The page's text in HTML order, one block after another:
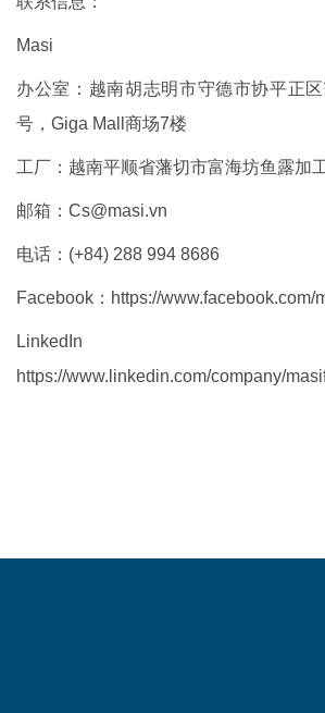
Masi
办公室：越南胡志明市守德市协平正
号，Giga Mall商场7楼
工厂：越南平顺省藩切市富海坊鱼露加
邮箱：Cs@masi.vn
电话：(+84) 288 994 8686
Facebook： https://www.facebook.com/
https://www.linkedin.com/company/